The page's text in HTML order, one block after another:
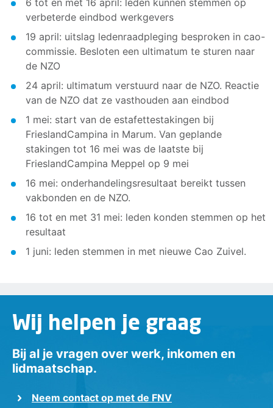
6 tot en met 16 april: leden kunnen stemmen op
verbeterde eindbod werkgevers
19 april: uitslag ledenraadpleging besproken in cao-
commissie. Besloten een ultimatum te sturen naar
de NZO
24 april: ultimatum verstuurd naar de NZO. Reactie
van de NZO dat ze vasthouden aan eindbod
1 mei: start van de estafettestakingen bij
FrieslandCampina in Marum. Van geplande
stakingen tot 16 mei was de laatste bij
FrieslandCampina Meppel op 9 mei
16 mei: onderhandelingsresultaat bereikt tussen
vakbonden en de NZO.
16 tot en met 31 mei: leden konden stemmen op het
resultaat
1 juni: leden stemmen in met nieuwe Cao Zuivel.
Wij helpen je graag
Bij al je vragen over werk, inkomen en
lidmaatschap.
Neem contact op met de FNV